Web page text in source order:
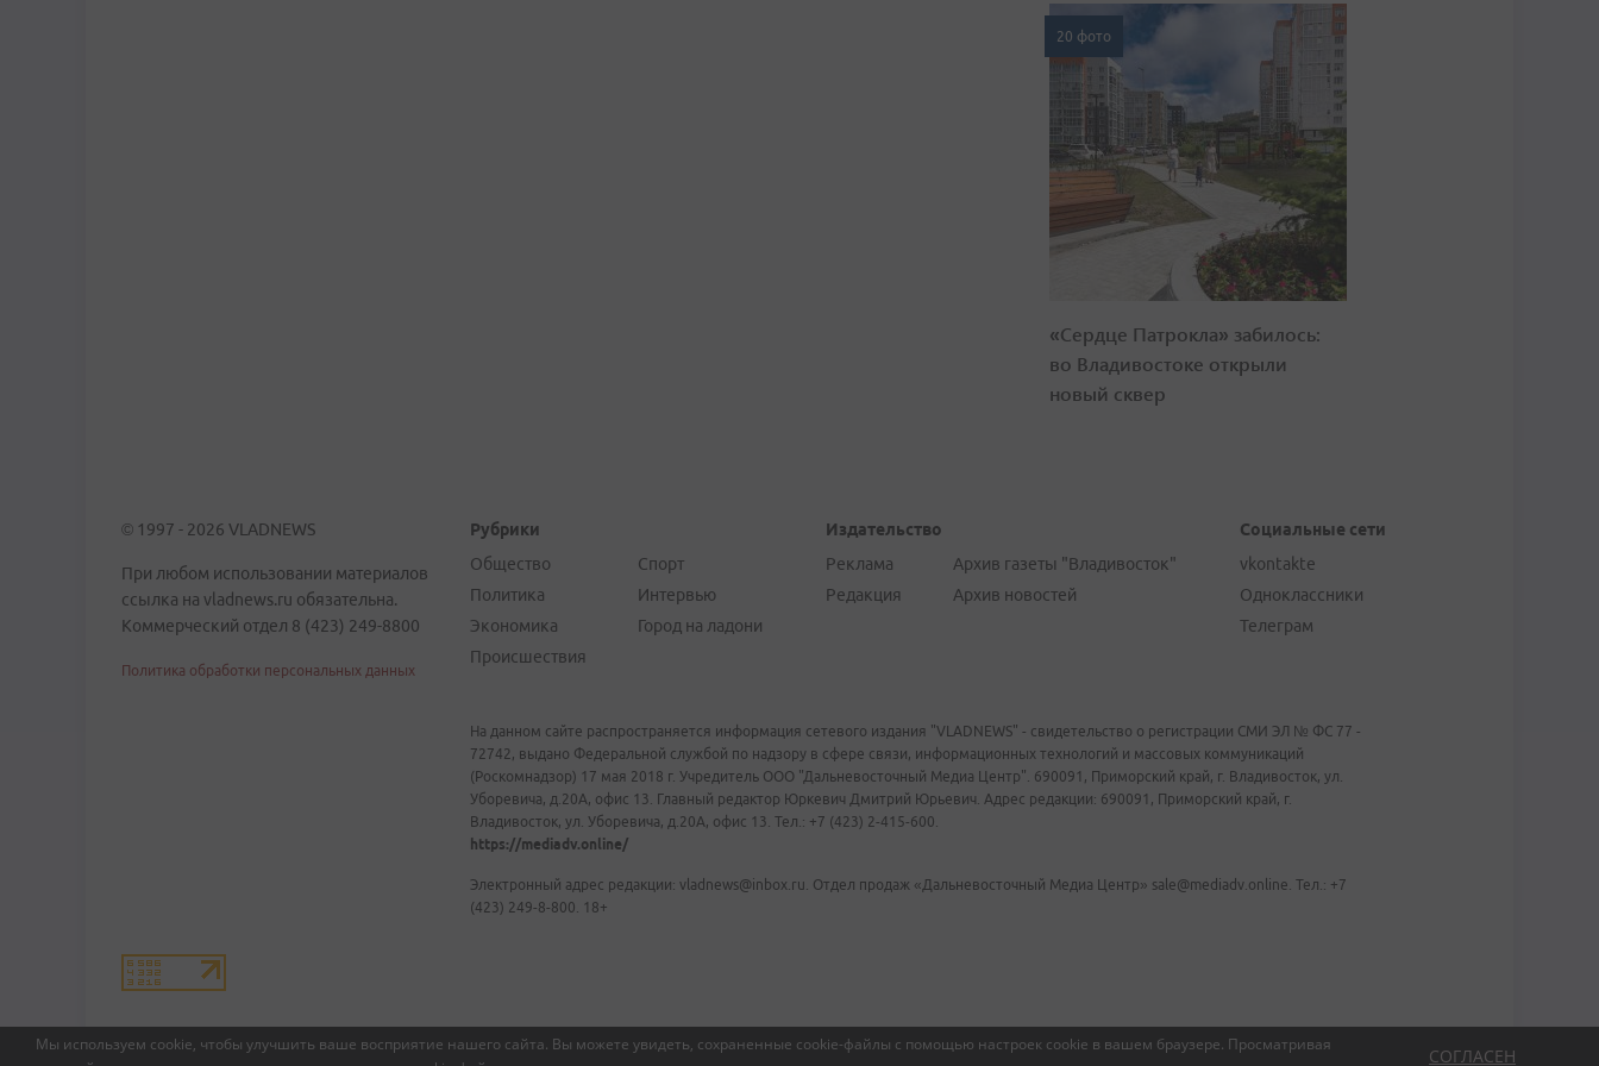
Мы используем cookie, чтобы улучшить ваше восприятие нашего сайта. Вы можете увидеть, сохраненные cookie-файлы с помощью настроек cookie в вашем браузере. Просматривая
СОГЛАСЕН
20 фото
«Сердце Патрокла» забилось:
во Владивостоке открыли
новый сквер
© 1997 - 2026 VLADNEWS
При любом использовании материалов
ссылка на vladnews.ru обязательна.
Коммерческий отдел 8 (423) 249-8800
Политика обработки персональных данных
Рубрики
Общество
Политика
Экономика
Происшествия
Спорт
Интервью
Город на ладони
Издательство
Реклама
Редакция
Архив газеты "Владивосток"
Архив новостей
Социальные сети
vkontakte
Одноклассники
Телеграм
На данном сайте распространяется информация сетевого издания "VLADNEWS" - свидетельство о регистрации СМИ ЭЛ № ФС 77 -
72742, выдано Федеральной службой по надзору в сфере связи, информационных технологий и массовых коммуникаций
(Роскомнадзор) 17 мая 2018 г. Учредитель ООО "Дальневосточный Медиа Центр". 690091, Приморский край, г. Владивосток, ул.
Уборевича, д.20А, офис 13. Главный редактор Юркевич Дмитрий Юрьевич. Адрес редакции: 690091, Приморский край, г.
Владивосток, ул. Уборевича, д.20А, офис 13. Тел.: +7 (423) 2-415-600.
https://mediadv.online/
Электронный адрес редакции: vladnews@inbox.ru. Отдел продаж «Дальневосточный Медиа Центр» sale@mediadv.online. Тел.: +7
(423) 249-8-800. 18+